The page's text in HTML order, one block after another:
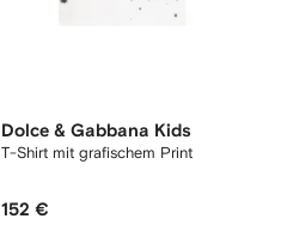
Dolce & Gabbana Kids
T-Shirt mit grafischem Print
152 €